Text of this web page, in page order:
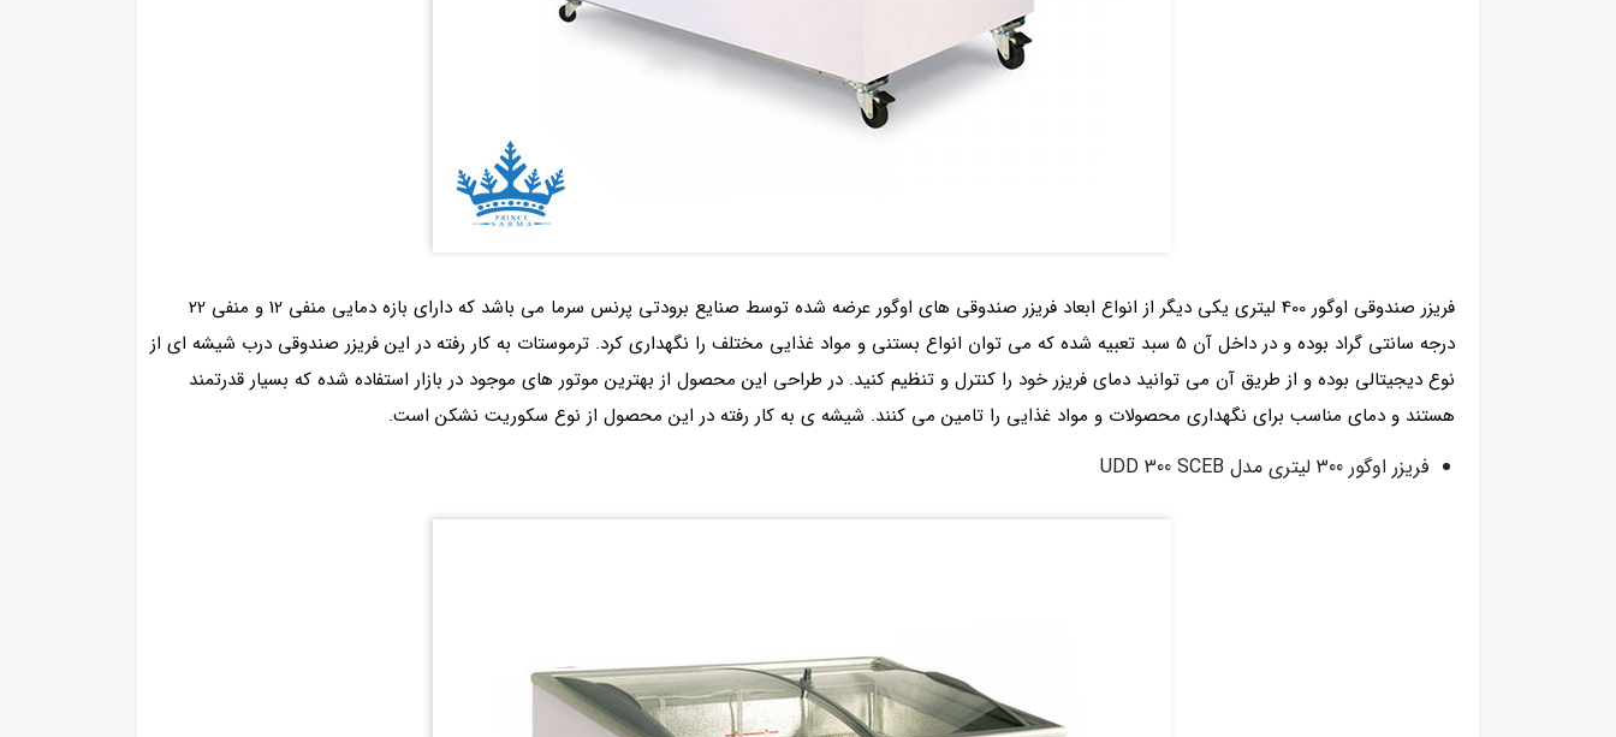
فریزر صندوقی اوگور 400 لیتری یکی دیگر از انواع ابعاد فریزر صندوقی های اوگور عرضه شده توسط صنایع برودتی پرنس سرما می باشد که دارای بازه دمایی منفی 12 و منفی 22
درجه سانتی گراد بوده و در داخل آن 5 سبد تعبیه شده که می توان انواع بستنی و مواد غذایی مختلف را نگهداری کرد. ترموستات به کار رفته در این فریزر صندوقی درب شیشه ای از
نوع دیجیتالی بوده و از طریق آن می توانید دمای فریزر خود را کنترل و تنظیم کنید. در طراحی این محصول از بهترین موتور های موجود در بازار استفاده شده که بسیار قدرتمند
هستند و دمای مناسب برای نگهداری محصولات و مواد غذایی را تامین می کنند. شیشه ی به کار رفته در این محصول از نوع سکوریت نشکن است.
فریزر اوگور 300 لیتری مدل UDD 300 SCEB